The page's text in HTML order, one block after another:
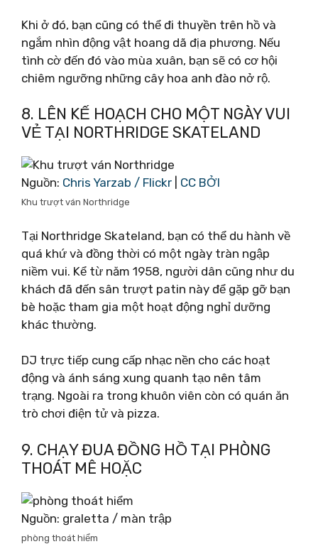
Khi ở đó, bạn cũng có thể đi thuyền trên hồ và
ngắm nhìn động vật hoang dã địa phương. Nếu
tình cờ đến đó vào mùa xuân, bạn sẽ có cơ hội
chiêm ngưỡng những cây hoa anh đào nở rộ.
8. LÊN KẾ HOẠCH CHO MỘT NGÀY VUI
VẺ TẠI NORTHRIDGE SKATELAND
Nguồn: Chris Yarzab / Flickr CC BỞI
Khu trượt ván Northridge
Tại Northridge Skateland, bạn có thể du hành về
quá khứ và đồng thời có một ngày tràn ngập
niềm vui. Kể từ năm 1958, người dân cũng như du
khách đã đến sân trượt patin này để gặp gỡ bạn
bè hoặc tham gia một hoạt động nghỉ dưỡng
khác thường.
DJ trực tiếp cung cấp nhạc nền cho các hoạt
động và ánh sáng xung quanh tạo nên tâm
trạng. Ngoài ra trong khuôn viên còn có quán ăn
trò chơi điện tử và pizza.
9. CHẠY ĐUA ĐỒNG HỒ TẠI PHÒNG
THOÁT MÊ HOẶC
Nguồn: graletta / màn trập
phòng thoát hiểm